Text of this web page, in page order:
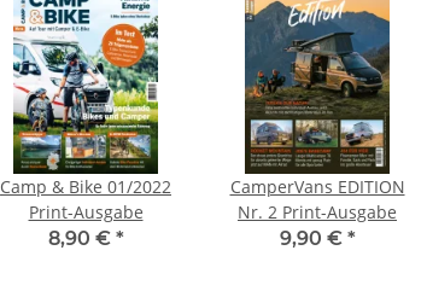
Camp & Bike 01/2022
Print-Ausgabe
8,90 € *
CamperVans EDITION
Nr. 2 Print-Ausgabe
9,90 € *